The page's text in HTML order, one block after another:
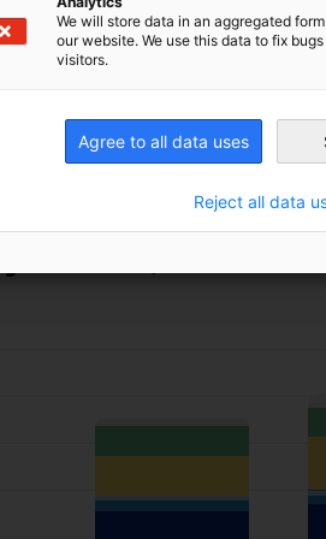
significativos —del 143
en los Pequeños Estados
el 100 %, dejándolos en
de la deuda
el Caribe, 2008-2023
We will store data in an aggregated
our website. We use this data to fix
visitors.
Agree to all data uses
Reject all data